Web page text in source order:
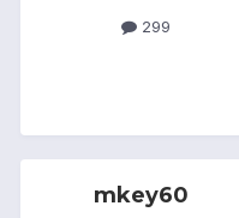
299
mkey60